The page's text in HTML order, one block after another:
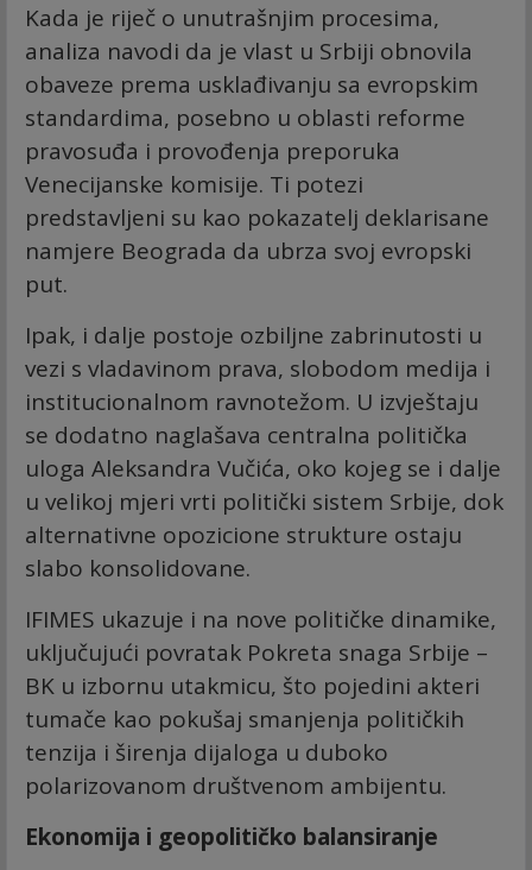
Kada je riječ o unutrašnjim procesima,
analiza navodi da je vlast u Srbiji obnovila
obaveze prema usklađivanju sa evropskim
standardima, posebno u oblasti reforme
pravosuđa i provođenja preporuka
Venecijanske komisije. Ti potezi
predstavljeni su kao pokazatelj deklarisane
namjere Beograda da ubrza svoj evropski
put.
Ipak, i dalje postoje ozbiljne zabrinutosti u
vezi s vladavinom prava, slobodom medija i
institucionalnom ravnotežom. U izvještaju
se dodatno naglašava centralna politička
uloga Aleksandra Vučića, oko kojeg se i dalje
u velikoj mjeri vrti politički sistem Srbije, dok
alternativne opozicione strukture ostaju
slabo konsolidovane.
IFIMES ukazuje i na nove političke dinamike,
uključujući povratak Pokreta snaga Srbije –
BK u izbornu utakmicu, što pojedini akteri
tumače kao pokušaj smanjenja političkih
tenzija i širenja dijaloga u duboko
polarizovanom društvenom ambijentu.
Ekonomija i geopolitičko balansiranje